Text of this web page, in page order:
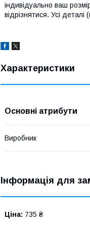
індивідуально ваш
відрізнятися. Усі
Характеристики
Основні атрибути
Виробник
Інформація для
Ціна: 735 ₴